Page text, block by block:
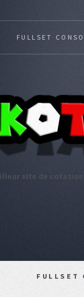
site de
FULLSET
FULLSET